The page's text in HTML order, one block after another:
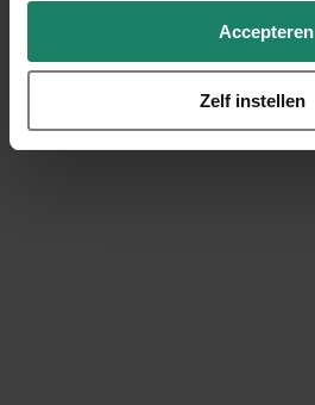
Accepteren
Zelf instellen